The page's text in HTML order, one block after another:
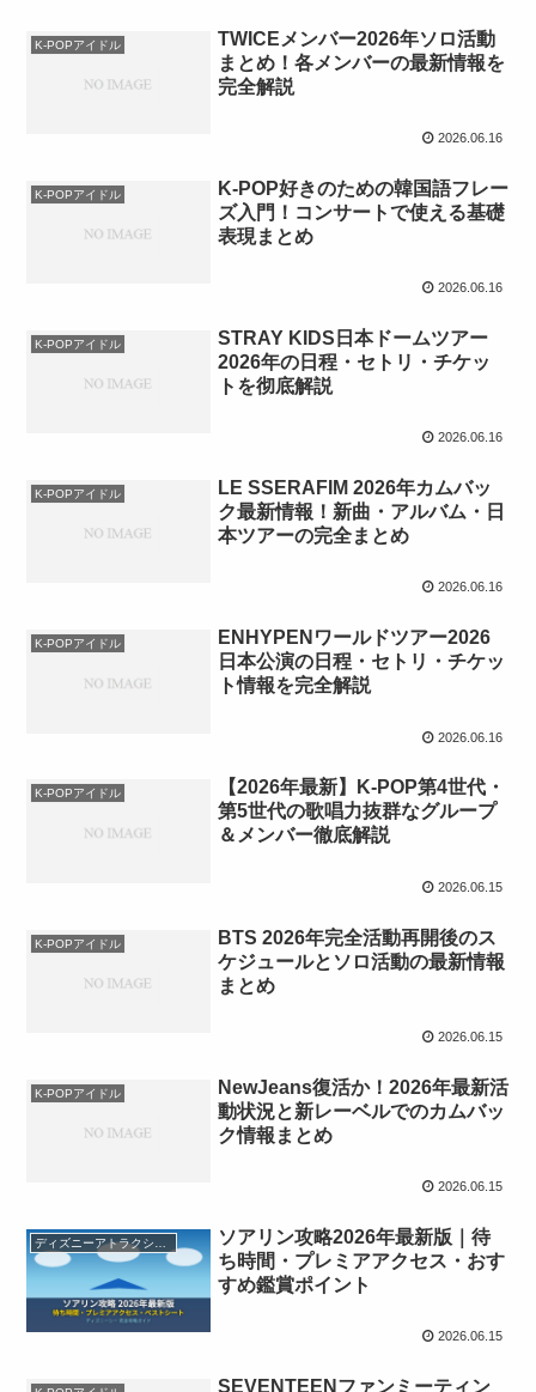
K-POPアイドル
TWICEメンバー2026年ソロ活動
まとめ！各メンバーの最新情報を
完全解説
2026.06.16
K-POPアイドル
K-POP好きのための韓国語フレー
ズ入門！コンサートで使える基礎
表現まとめ
2026.06.16
K-POPアイドル
STRAY KIDS日本ドームツアー
2026年の日程・セトリ・チケッ
トを彻底解説
2026.06.16
K-POPアイドル
LE SSERAFIM 2026年カムバッ
ク最新情報！新曲・アルバム・日
本ツアーの完全まとめ
2026.06.16
K-POPアイドル
ENHYPENワールドツアー2026
日本公演の日程・セトリ・チケッ
ト情報を完全解説
2026.06.16
K-POPアイドル
【2026年最新】K-POP第4世代・
第5世代の歌唱力抜群なグループ
＆メンバー徹底解説
2026.06.15
K-POPアイドル
BTS 2026年完全活動再開後のス
ケジュールとソロ活動の最新情報
まとめ
2026.06.15
K-POPアイドル
NewJeans復活か！2026年最新活
動状況と新レーベルでのカムバッ
ク情報まとめ
2026.06.15
ソアリン攻略2026年最新版｜待
ち時間・プレミアアクセス・おす
すめ鑑賞ポイント
2026.06.15
SEVENTEENファンミーティン